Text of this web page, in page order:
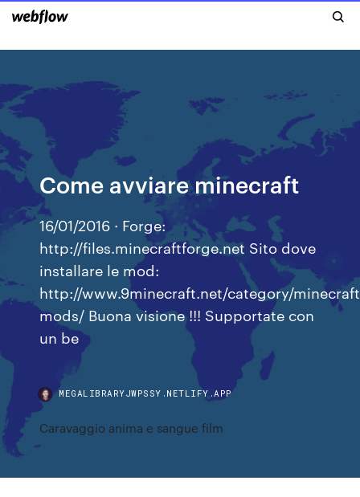
Come avviare minecraft
16/01/2016 · Forge:
http://files.minecraftforge.net Sito dove
installare le mod:
http://www.9minecraft.net/category/
mods/ Buona visione !!! Supportate con
un be
MEGALIBRARYJWPSSY.NETLIFY.APP
Caravaggio anima e sangue film